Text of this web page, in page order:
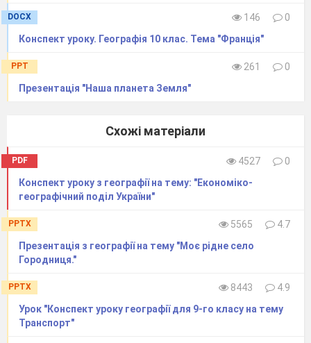
DOCX 146
0
Конспект уроку. Географія 10 клас. Тема "Франція"
PPT 261
0
Презентація "Наша планета Земля"
Схожі матеріали
PDF 4527
0
Конспект уроку з географії на тему: "Економіко-
географічний​ ​поділ​ ​України"
PPTX 5565
4.7
Презентація з географії на тему "Моє рідне село
Городниця."
PPTX 8443
4.9
Урок "Конспект уроку географії для 9-го класу на тему
Транспорт"